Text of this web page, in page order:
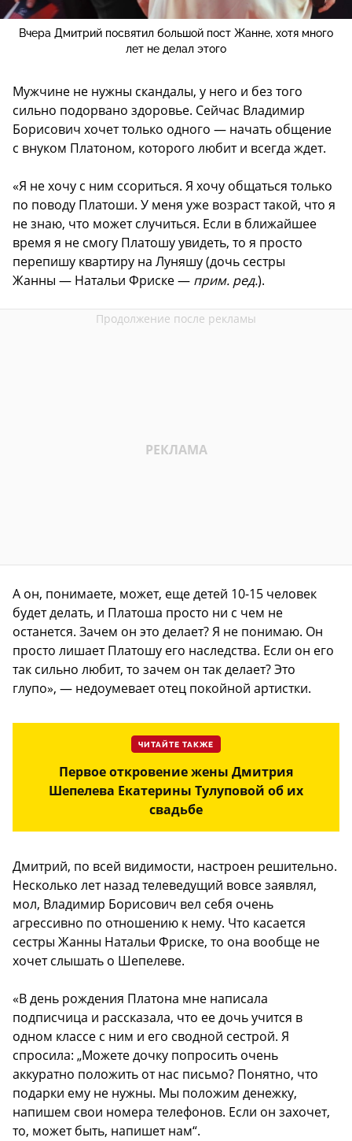
Вчера Дмитрий посвятил большой пост Жанне, хотя много
лет не делал этого
Мужчине не нужны скандалы, у него и без того
сильно подорвано здоровье. Сейчас Владимир
Борисович хочет только одного — начать общение
с внуком Платоном, которого любит и всегда ждет.
«Я не хочу с ним ссориться. Я хочу общаться только
по поводу Платоши. У меня уже возраст такой, что я
не знаю, что может случиться. Если в ближайшее
время я не смогу Платошу увидеть, то я просто
перепишу квартиру на Луняшу (дочь сестры
Жанны — Натальи Фриске — прим. ред.).
А он, понимаете, может, еще детей 10-15 человек
будет делать, и Платоша просто ни с чем не
останется. Зачем он это делает? Я не понимаю. Он
просто лишает Платошу его наследства. Если он его
так сильно любит, то зачем он так делает? Это
глупо», — недоумевает отец покойной артистки.
ЧИТАЙТЕ ТАКЖЕ
Первое откровение жены Дмитрия
Шепелева Екатерины Тулуповой об их
свадьбе
Дмитрий, по всей видимости, настроен решительно.
Несколько лет назад телеведущий вовсе заявлял,
мол, Владимир Борисович вел себя очень
агрессивно по отношению к нему. Что касается
сестры Жанны Натальи Фриске, то она вообще не
хочет слышать о Шепелеве.
«В день рождения Платона мне написала
подписчица и рассказала, что ее дочь учится в
одном классе с ним и его сводной сестрой. Я
спросила: „Можете дочку попросить очень
аккуратно положить от нас письмо? Понятно, что
подарки ему не нужны. Мы положим денежку,
напишем свои номера телефонов. Если он захочет,
то, может быть, напишет нам“.